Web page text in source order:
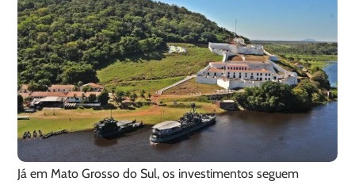
Já em Mato Grosso do Sul, os investimentos seguem